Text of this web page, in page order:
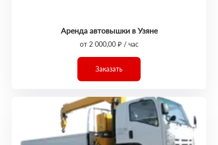
Аренда автовышки в Узяне
от 2 000,00 ₽ / час
Заказать